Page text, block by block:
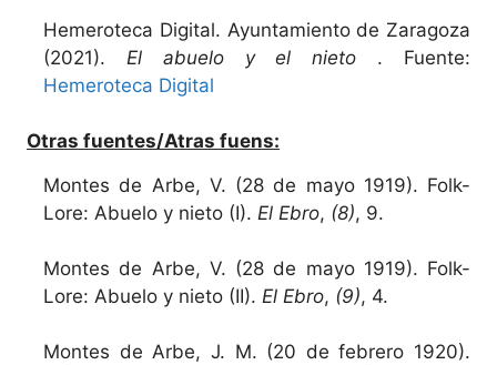
Hemeroteca Digital. Ayuntamiento de Zaragoza
(2021). El abuelo y el nieto . Fuente:
Hemeroteca Digital
Otras fuentes/Atras fuens:
Montes de Arbe, V. (28 de mayo 1919). Folk-
Lore: Abuelo y nieto (I). El Ebro, (8), 9.
Montes de Arbe, V. (28 de mayo 1919). Folk-
Lore: Abuelo y nieto (II). El Ebro, (9), 4.
Montes de Arbe, J. M. (20 de febrero 1920).